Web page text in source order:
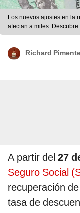
Los nuevos ajustes en la
afectan a miles.
composición LR/EFE
Richard
A partir del 27
Seguro Social
recuperación
tasa de